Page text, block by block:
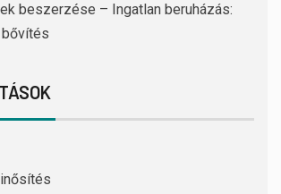
beszerzése – Ingatlan beruházás: